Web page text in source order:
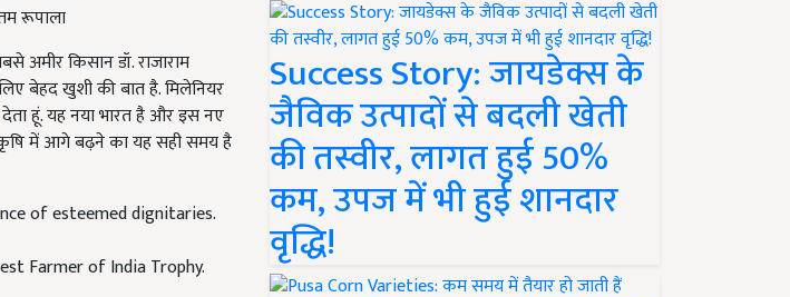
रूपाला
अमीर किसान डॉ. राजाराम
लिए बेहद खुशी की बात है. मिलेनियर
हूं. यह नया भारत है और इस नए
में आगे बढ़ने का यह सही समय है
of esteemed dignitaries.
Farmer of India Trophy.
Success Story: जायडेक्स के
जैविक उत्पादों से बदली खेती
की तस्वीर, लागत हुई 50%
कम, उपज में भी हुई शानदार
वृद्धि!